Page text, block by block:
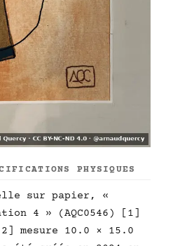
PHYSIQUES
sur papier, «
4 » (AQC0546) [1]
mesure 10.0 × 15.0